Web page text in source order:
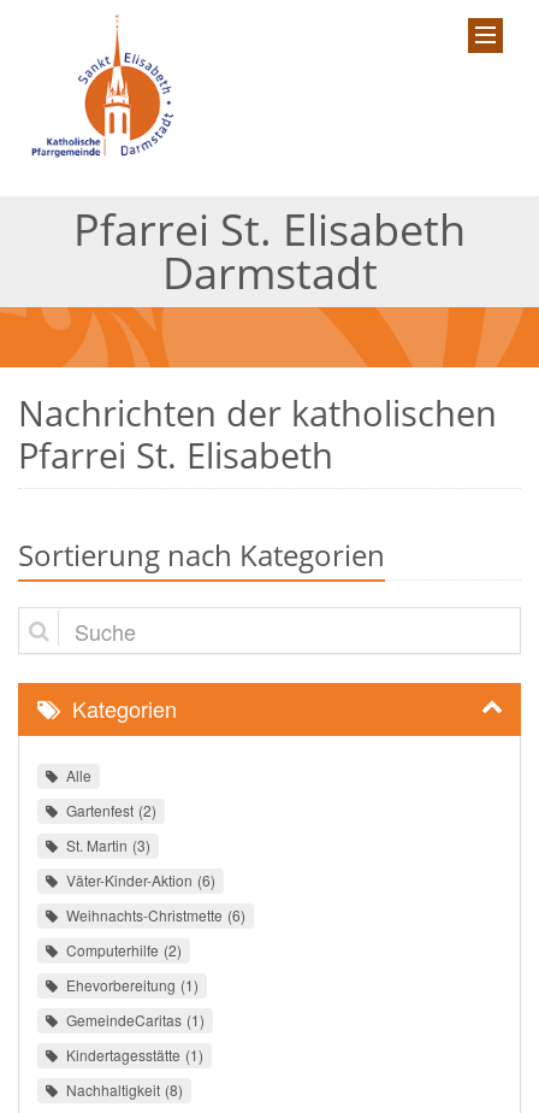
Pfarrei St. Elisabeth
Darmstadt
Nachrichten der katholischen
Pfarrei St. Elisabeth
Sortierung nach Kategorien
Suche
Kategorien
Alle
Gartenfest 2
St. Martin 3
Väter-Kinder-Aktion 6
Weihnachts-Christmette 6
Computerhilfe 2
Ehevorbereitung 1
GemeindeCaritas 1
Kindertagesstätte 1
Nachhaltigkeit 8